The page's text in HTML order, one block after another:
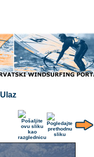
Ulaz